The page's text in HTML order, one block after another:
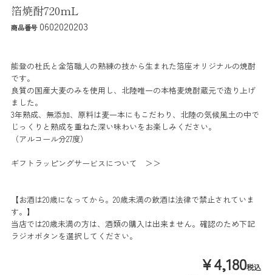
箔焼酎720mL
商品番号 0602020203
能登の杜氏と金箔職人の熟練の技から生まれた箔座オリジナルの焼酎
です。
良質の国産大麦のみを使用し、北陸唯一の本格麦焼酎蔵元で造り上げ
ました。
3年熟成、無添加、原料は麦一本にもこだわり、北陸の気候風土の中で
じっくりと熟成を重ねた深い味わいをお楽しみください。
（アルコール分27度）
ギフトラッピングサービスについて ＞＞
【お酒は20歳になってから。20歳未満の飲酒は法律で禁止されていま
す。】
当店では20歳未満の方は、酒類の購入は出来ません。確認のため下記
ラジオボタンを選択してください。
¥4,180税込